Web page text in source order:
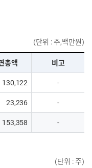
(단위 : 주,백만원)
총액 비고
130,122 -
23,236 -
153,358 -
(단위 : 주)